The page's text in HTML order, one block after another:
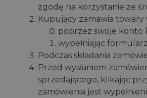
zgodę na korzystanie ze
Kupujący zamawia towary
poprzez swoje konto
wypełniając
Podczas składania
Przed wysłaniem
sprzedającego, klikając
zamówienia jest